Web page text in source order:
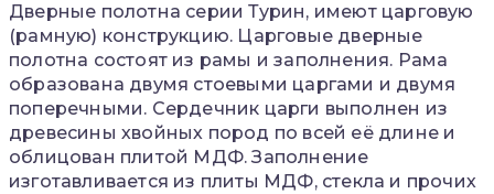
Дверные полотна серии Турин, имеют царговую
(рамную) конструкцию. Царговые дверные
полотна состоят из рамы и заполнения. Рама
образована двумя стоевыми царгами и двумя
поперечными. Сердечник царги выполнен из
древесины хвойных пород по всей её длине и
облицован плитой МДФ. Заполнение
изготавливается из плиты МДФ, стекла и прочих